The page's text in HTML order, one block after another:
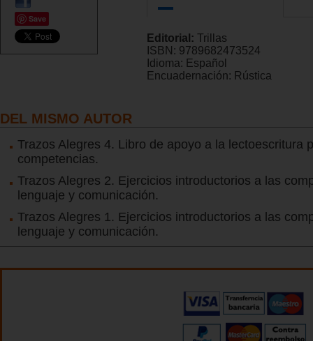
Save
Editorial: Trillas
ISBN: 9789682473524
Idioma: Español
Encuadernación: Rústica
DEL MISMO AUTOR
Trazos Alegres 4. Libro de apoyo a la lectoescritura
competencias.
Trazos Alegres 2. Ejercicios introductorios a las
lenguaje y comunicación.
Trazos Alegres 1. Ejercicios introductorios a las
lenguaje y comunicación.